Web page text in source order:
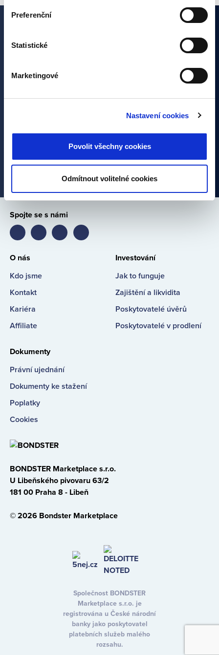
nastavení můžete kdykoliv změnit v zápatí stránky
„Nastavení cookies“.
Preferenční
Statistické
Marketingové
Nastavení cookies
Povolit všechny cookies
Odmítnout volitelné cookies
Zajímají vás naše články?
světa investic. Přihlášením se k odběru dáváte souhlas
Spojte se s námi
BondsterBondster
O nás
Kdo jsme
Kontakt
Kariéra
Affiliate
Investování
Jak to funguje
Zajištění a likvidita
Poskytovatelé úvěrů
Poskytovatelé v prodlení
Dokumenty
Právní ujednání
Dokumenty ke stažení
Poplatky
Cookies
BONDSTER Marketplace s.r.o.
U Libeňského pivovaru 63/2
181 00 Praha 8 - Libeň
© 2026 Bondster Marketplace
Společnost BONDSTER
Marketplace s.r.o. je
registrována u České národní
banky jako poskytovatel
platebních služeb malého
rozsahu.